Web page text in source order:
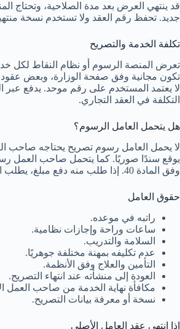
قد ينتهي العرض بعد مدة الصلاحية، وتحتاج
جديد. تحفظ رقم العقد ولا تستخدم نسخة
تكلفة الخدمة والتصريح
تعرض المنصة الرسوم أو نظام النقاط لكل
تكون مجانية وفق صفحة الوزارة، وبعض عقود
لا يعتمد المستخدم على رقم موحد. يدفع عبر
التكلفة في العقد التجاري.
هل يتحمل العامل الرسوم؟
لا يحمل العامل رسوم تصريح يحتاجه صاحب
يوقع سندًا صوريًا. كما يتحمل صاحب العمل
وفق المادة 40. إذا طلب منه دفع مبلغ، يطلب الأساس ويعترض.
حقوق العامل
راتبه في موعده.
ساعات وراحة وإجازات نظامية.
السلامة والتدريب.
عدم تكليفه بمهنة مختلفة جوهريًا.
التأمين والعلاج وفق الأنظمة.
العودة إلى منشأته عند انتهاء التصريح.
مكافأة نهاية الخدمة من صاحب العمل
نسخة أو معرفة بيانات التصريح.
إذا انتهى عقد العامل الأصلي